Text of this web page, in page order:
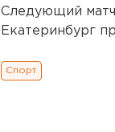
Следующий матч
Екатеринбург
Спорт